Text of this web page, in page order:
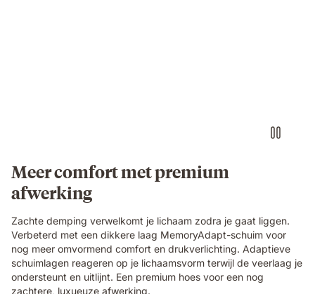
Pro
mattress,
showing
the
textured
cover
and
gold
trim
Meer comfort met premium
afwerking
Zachte demping verwelkomt je lichaam zodra je gaat liggen.
Verbeterd met een dikkere laag MemoryAdapt-schuim voor
nog meer omvormend comfort en drukverlichting. Adaptieve
schuimlagen reageren op je lichaamsvorm terwijl de veerlaag je
ondersteunt en uitlijnt. Een premium hoes voor een nog
zachtere, luxueuze afwerking.